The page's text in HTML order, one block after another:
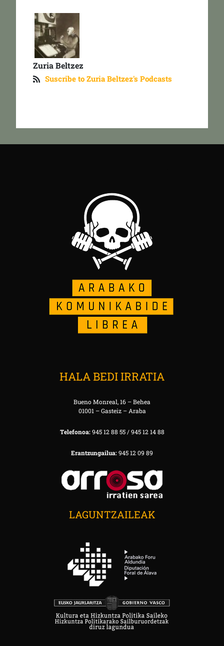
Zuria Beltzez
Suscribe to Zuria Beltzez's Podcasts
HALA BEDI IRRATIA
Bueno Monreal, 16 – Behea
01001 – Gasteiz – Araba
Telefonoa:945 12 88 55 / 945 12 14 88
Erantzungailua:945 12 09 89
LAGUNTZAILEAK